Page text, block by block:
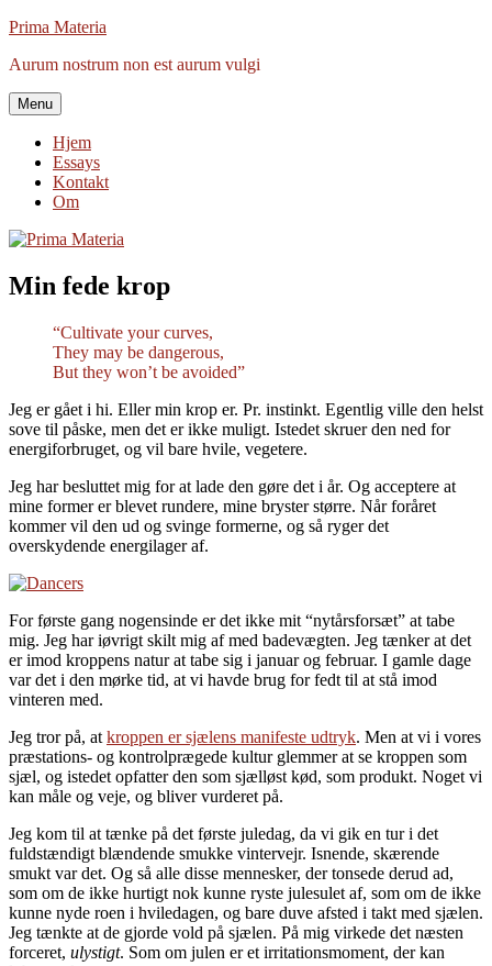
Videre
indhold
Prima Materia
Aurum nostrum non est aurum vulgi
Menu
Hjem
Essays
Kontakt
Om
Min fede krop
“Cultivate your curves,
They may be dangerous,
But they won’t be avoided”
Jeg er gået i hi. Eller min krop er. Pr. instinkt. Egentlig ville den helst
sove til påske, men det er ikke muligt. Istedet skruer den ned for
energiforbruget, og vil bare hvile, vegetere.
Jeg har besluttet mig for at lade den gøre det i år. Og acceptere at
mine former er blevet rundere, mine bryster større. Når foråret
kommer vil den ud og svinge formerne, og så ryger det
overskydende energilager af.
For første gang nogensinde er det ikke mit “nytårsforsæt” at tabe
mig. Jeg har iøvrigt skilt mig af med badevægten. Jeg tænker at det
er imod kroppens natur at tabe sig i januar og februar. I gamle dage
var det i den mørke tid, at vi havde brug for fedt til at stå imod
vinteren med.
Jeg tror på, at kroppen er sjælens manifeste udtryk. Men at vi i vores
præstations- og kontrolprægede kultur glemmer at se kroppen som
sjæl, og istedet opfatter den som sjælløst kød, som produkt. Noget vi
kan måle og veje, og bliver vurderet på.
Jeg kom til at tænke på det første juledag, da vi gik en tur i det
fuldstændigt blændende smukke vintervejr. Isnende, skærende
smukt var det. Og så alle disse mennesker, der tonsede derud ad,
som om de ikke hurtigt nok kunne ryste julesulet af, som om de ikke
kunne nyde roen i hviledagen, og bare duve afsted i takt med sjælen.
Jeg tænkte at de gjorde vold på sjælen. På mig virkede det næsten
forceret, ulystigt. Som om julen er et irritationsmoment, der kan